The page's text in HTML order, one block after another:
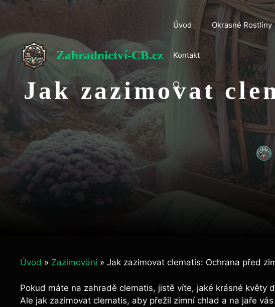
obsah
Zahradnictví-CB.cz
Úvod Okrasné Rostliny
Kontakt
Jak zazimovat
Úvod » Zazimování » Jak zazimovat clematis: Ochrana před
Pokud máte na zahradě clematis, jistě víte, jaké krásné květy
Ale jak zazimovat clematis, aby přežil zimní chlad a na jaře